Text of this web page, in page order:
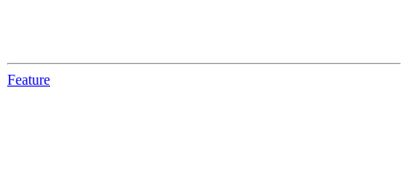
Feature